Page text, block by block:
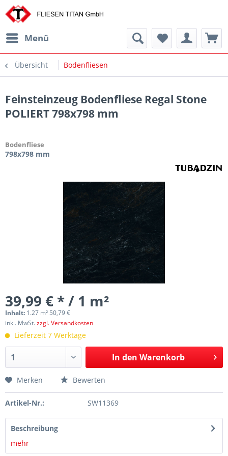
Menü
Übersicht Bodenfliesen
Feinsteinzeug Bodenfliese Regal Stone
POLIERT 798x798 mm
Bodenfliese
798x798 mm
39,99 € * / 1 m²
Inhalt: 1.27 m² 50,79 €
inkl. MwSt.zzgl. Versandkosten
Lieferzeit 7 Werktage
In den Warenkorb
Merken Bewerten
Artikel-Nr.: SW11369
Beschreibung
mehr